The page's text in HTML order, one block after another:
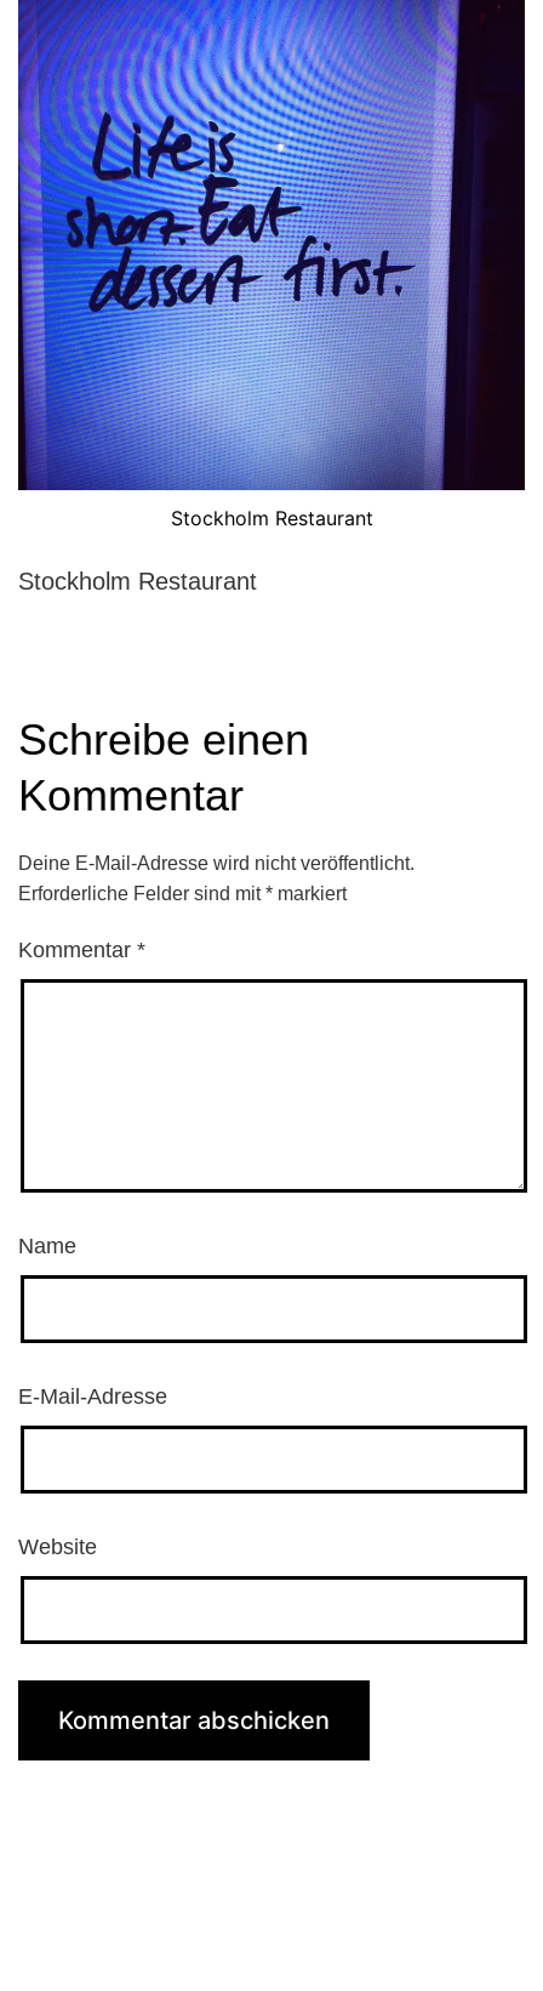
Stockholm Restaurant
Stockholm Restaurant
Schreibe einen
Kommentar
Deine E-Mail-Adresse wird nicht veröffentlicht.
Erforderliche Felder sind mit* markiert
Kommentar *
Name
E-Mail-Adresse
Website